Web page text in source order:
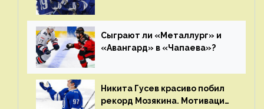
сезон
Сыграют ли «Металлург» и
«Авангард» в «Чапаева»?
Никита Гусев красиво побил
рекорд Мозякина. Мотивации